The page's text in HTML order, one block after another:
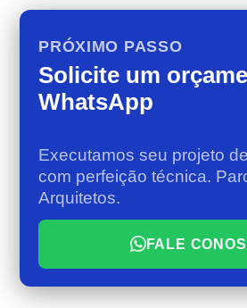
PRÓXIMO PASSO
Solicite um
WhatsApp
Executamos seu projeto
com perfeição técnica.
Arquitetos.
FALE